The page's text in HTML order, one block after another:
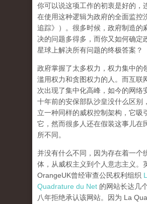
你可以说这项工作的初衷是好的，
在使用这种逻辑为政府的全面监控
追踪》）。 很多时候，政府制造的
决的问题多得多，而你又如何确定
星球上解决所有问题的终极答案？
政府掌握了太多权力，权力集中的
滥用权力和贪图权力的人。而互联
次出现了集中化高峰， 如今的网络
十年前的安保部队沙皇没什么区别
立一种同样的威权控制架构，它吸
它，然而很多人还在假装这事儿在
所不同。
并没有什么不同，因为存在着一个
体，从威权主义到个人意志主义。
OrangeUK曾经审查公民权利组织
Quadrature du Net 的网站长达几
八年拒绝承认该网站。因为 La